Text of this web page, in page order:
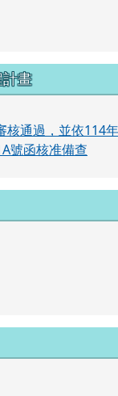
畫
核通過，並依114
號函核准備查